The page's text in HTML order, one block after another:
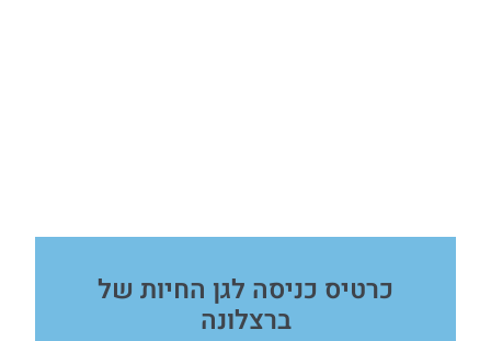
כרטיס כניסה לגן החיות של
ברצלונה